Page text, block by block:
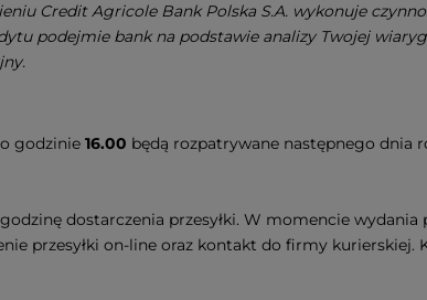
Credit Agricole Bank Polska S.A. wykonuje
podejmie bank na podstawie analizy Twojej
godzinie 16.00 będą rozpatrywane następnego dnia
dostarczenia przesyłki. W momencie
przesyłki on-line oraz kontakt do firmy kurierskiej.